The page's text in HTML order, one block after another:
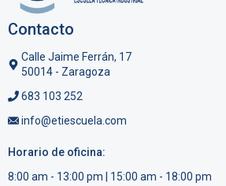
Contacto
Calle Jaime Ferrán, 17
50014 - Zaragoza
683 103 252
info@etiescuela.com
Horario de oficina:
8:00 am - 13:00 pm | 15:00 am - 18:00 pm